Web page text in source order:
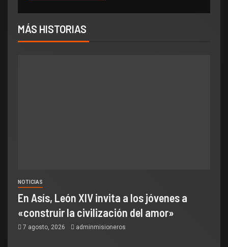
MÁS HISTORIAS
NOTICIAS
En Asís, León XIV invita a los jóvenes a
«construir la civilización del amor»
7 agosto, 2026 adminmisioneros